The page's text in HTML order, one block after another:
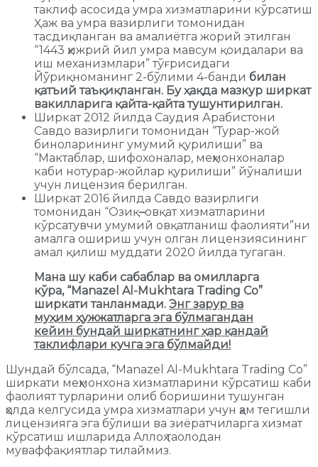
таклиф асосида умра хизматларини кўрсатиш
Ҳаж ва умра вазирлиги томонидан
тасдиқланган ва амалиётга жорий этилган
“1443 ҳижрий йил умра мавсум қоидалари ва
иш механизмлари” тўғрисидаги
Йўриқноманинг 2-бўлими 4-банди билан
қатъий таъқиқланган. Бу ҳақда мазкур ширкат
вакилларига қайта-қайта тушунтирилган.
Ширкат 2012 йилда Саудия Арабистони
Савдо вазирлиги томонидан “Турар-жой
биноларининг умумий қурилиши” ва
“Мактаблар, шифохоналар, меҳмонхоналар
каби нотурар-жойлар қурилиши” йўналиши
учун лицензия берилган.
Ширкат 2016 йилда Савдо вазирлиги
томонидан “Озиқ–овқат хизматларини
кўрсатувчи умумий овқатланиш фаолияти”ни
амалга ошириш учун олган лицензиясининг
амал қилиш муддати 2020 йилда тугаган.
Мана шу каби сабаблар ва омилларга
кўра, “Manazel Al-Mukhtara Trading Co”
ширкати танланмади. Энг зарур ва
муҳим ҳужжатларга эга бўлмагандан
кейин бундай ширкатнинг ҳар қандай
таклифлари кучга эга бўлмайди!
Шундай бўлсада, “Manazel Al-Mukhtara Trading Co”
ширкати меҳмонхона хизматларини кўрсатиш каби
фаолият турларини олиб боришини тушунган
ҳолда келгусида умра хизматлари учун ҳам тегишли
лицензияга эга бўлиши ва зиёратчиларга хизмат
кўрсатиш ишларида Аллоҳ таолодан
муваффақиятлар тилаймиз.